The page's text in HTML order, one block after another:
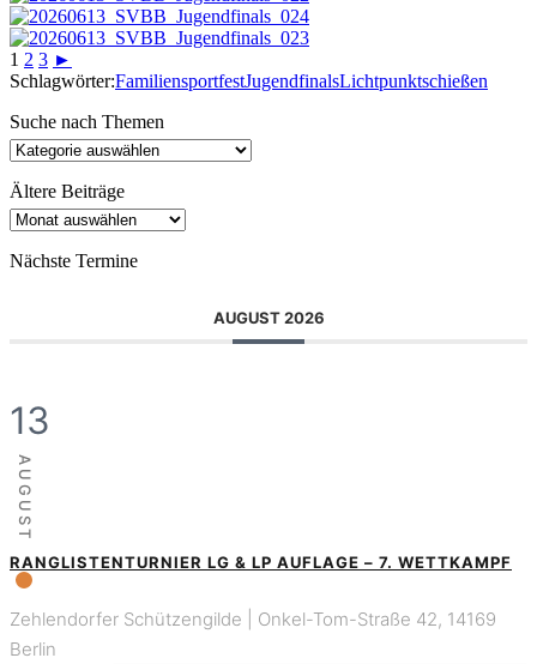
1 2 3 ►
Schlagwörter:FamiliensportfestJugendfinalsLichtpunktschießen
Suche nach Themen
Suche
Themen
Ältere Beiträge
Ältere
Nächste Termine
AUGUST 2026
13
AUGUST
RANGLISTENTURNIER LG & LP AUFLAGE – 7. WETTKAMPF
Zehlendorfer Schützengilde | Onkel-Tom-Straße 42, 14169
Berlin